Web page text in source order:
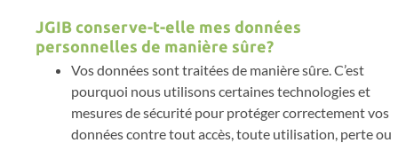
JGIB conserve-t-elle mes données
personnelles de manière sûre?
Vos données sont traitées de manière sûre. C’est
pourquoi nous utilisons certaines technologies et
mesures de sécurité pour protéger correctement vos
données contre tout accès, toute utilisation, perte ou